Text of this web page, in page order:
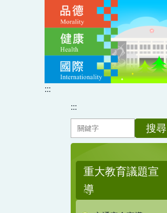
:::
:::
搜尋
重大教育議題宣
導